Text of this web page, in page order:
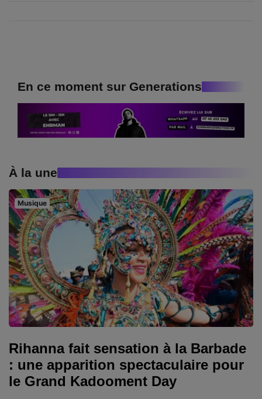
En ce moment sur Generations
À la une
Musique
Rihanna fait sensation à la Barbade
: une apparition spectaculaire pour
le Grand Kadooment Day